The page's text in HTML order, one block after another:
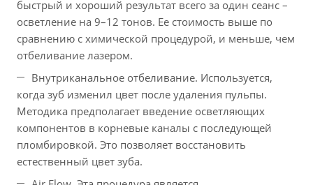
быстрый и хороший результат всего за один сеанс –
осветление на 9–12 тонов. Ее стоимость выше по
сравнению с химической процедурой, и меньше, чем
отбеливание лазером.
Внутриканальное отбеливание. Используется,
когда зуб изменил цвет после удаления пульпы.
Методика предполагает введение осветляющих
компонентов в корневые каналы с последующей
пломбировкой. Это позволяет восстановить
естественный цвет зуба.